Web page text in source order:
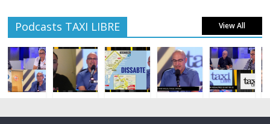
Podcasts TAXI LIBRE View All